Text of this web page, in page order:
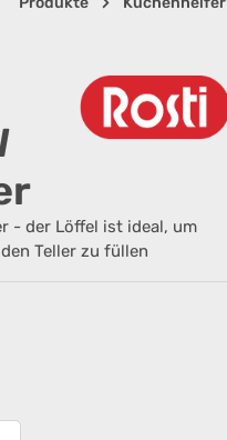
- der Löffel ist ideal, um
Teller zu füllen